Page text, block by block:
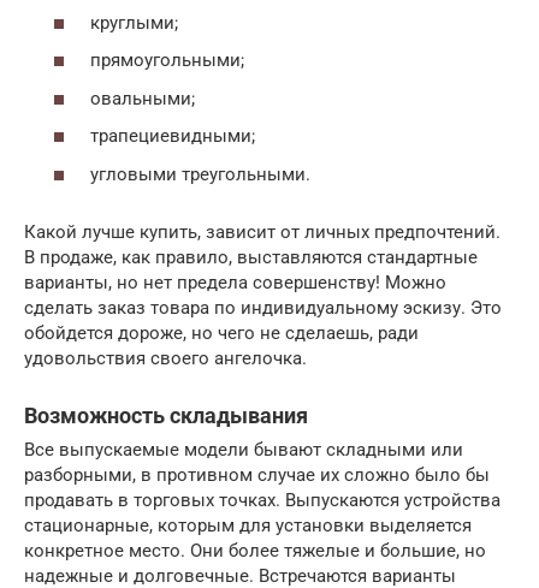
круглыми;
прямоугольными;
овальными;
трапециевидными;
угловыми треугольными.
Какой лучше купить, зависит от личных предпочтений.
В продаже, как правило, выставляются стандартные
варианты, но нет предела совершенству! Можно
сделать заказ товара по индивидуальному эскизу. Это
обойдется дороже, но чего не сделаешь, ради
удовольствия своего ангелочка.
Возможность складывания
Все выпускаемые модели бывают складными или
разборными, в противном случае их сложно было бы
продавать в торговых точках. Выпускаются устройства
стационарные, которым для установки выделяется
конкретное место. Они более тяжелые и большие, но
надежные и долговечные. Встречаются варианты